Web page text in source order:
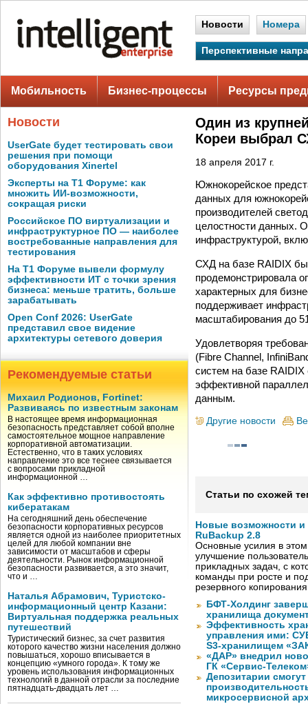
Новости Номера
Перспективные
Мобильность Бизнес-процессы Ресурсы
Новости
UserGate будет тестировать свои
решения при помощи
оборудования Xinertel
Эксперты на Т1 Форуме: как
множить ИИ-возможности,
сокращая риски
Российское ПО виртуализации и
инфраструктурное ПО — наиболее
востребованные направления для
тестирования
На Т1 Форуме вывели формулу
эффективности ИТ с точки зрения
бизнеса: меньше тратить, больше
зарабатывать
Open Conf 2026: UserGate
представил свое видение
архитектуры сетевого доверия
Рекомендуемые статьи
Михаил Родионов, Fortinet:
Развиваясь по известным законам
В настоящее время информационная
безопасность представляет собой вполне
самостоятельное мощное направление
корпоративной автоматизации.
Естественно, что в таких условиях
направление это все теснее связывается
с вопросами прикладной
информационной …
Как эффективно противостоять
кибератакам
На сегодняшний день обеспечение
безопасности корпоративных ресурсов
является одной из наиболее приоритетных
целей для любой компании вне
зависимости от масштабов и сферы
деятельности. Рынок информационной
безопасности развивается, а это значит,
что и …
Наталья Абрамович, Туристско-
информационный центр Казани:
Виртуальная поддержка реальных
путешествий
Туристический бизнес, за счет развития
которого качество жизни населения должно
повышаться, хорошо вписывается в
концепцию «умного города». К тому же
уровень использования информационных
технологий в данной отрасли за последние
пятнадцать-двадцать лет …
Один из
Кореи выбрал
18 апреля 2017 г.
Южнокорейское
данных для
производителей
целостности данных.
инфраструктурой,
СХД на базе RAIDIX
продемонстрировала
характерных для
поддерживает
масштабирования до
Удовлетворяя
(Fibre Channel,
систем на базе
эффективной
данным.
Другие новости
Статьи по схожей
Новые возможности
RuBackup 2.8
Основные усилия в
улучшение
прикладных задач, с
команды при росте и
резервного
БФТ-Холдинг
хранилища
Эффективность
управления ими:
S3-хранилищем
«ДАР» внедрил
ГК «Сервис-
Депозитарии
микросервисной